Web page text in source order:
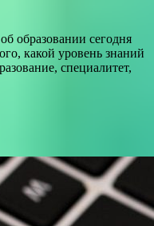
образовании сегодня
какой уровень знаний
специалитет,